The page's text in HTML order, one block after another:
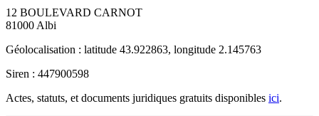
12 BOULEVARD CARNOT
81000 Albi
Géolocalisation : latitude 43.922863, longitude 2.145763
Siren : 447900598
Actes, statuts, et documents juridiques gratuits disponibles ici.